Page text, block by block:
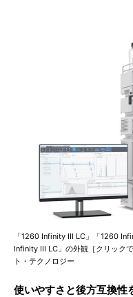
「1260 Infinity III LC」「1260
Infinity III LC」の外観［クリック
ト・テクノロジー
使いやすさと後方互換性